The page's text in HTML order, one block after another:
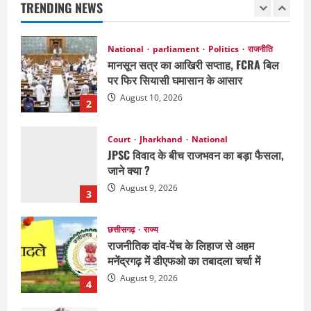
TRENDING NEWS
2
3
Court Jharkhand National
JPSC विवाद के बीच राजभवन का बड़ा फैसला,
जाने क्या ?
August 9, 2026
4
छत्तीसगढ़ राज्य
राजनीतिक दांव-पेंच के लिहाज से अहम
मनेंद्रगढ़ में डीएफओ का तबादला चर्चा में
August 9, 2026
5
छत्तीसगढ़ राजनीति
151 किमी विधायक भावना बोहरा करेंगी
अमरकंटक से भोरमदेव तक पदयात्रा
August 8, 2026